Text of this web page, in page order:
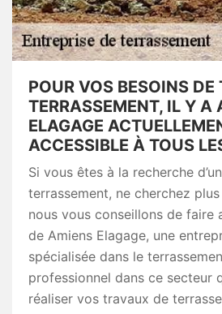
POUR VOS BESOINS DE
TERRASSEMENT, IL Y A
ELAGAGE
ACCESSIBLE À TOUS
Si vous êtes à la recherche
terrassement, ne cherchez
nous vous conseillons de faire
de Amiens Elagage, une
spécialisée dans le
professionnel dans ce secteur
réaliser vos travaux de